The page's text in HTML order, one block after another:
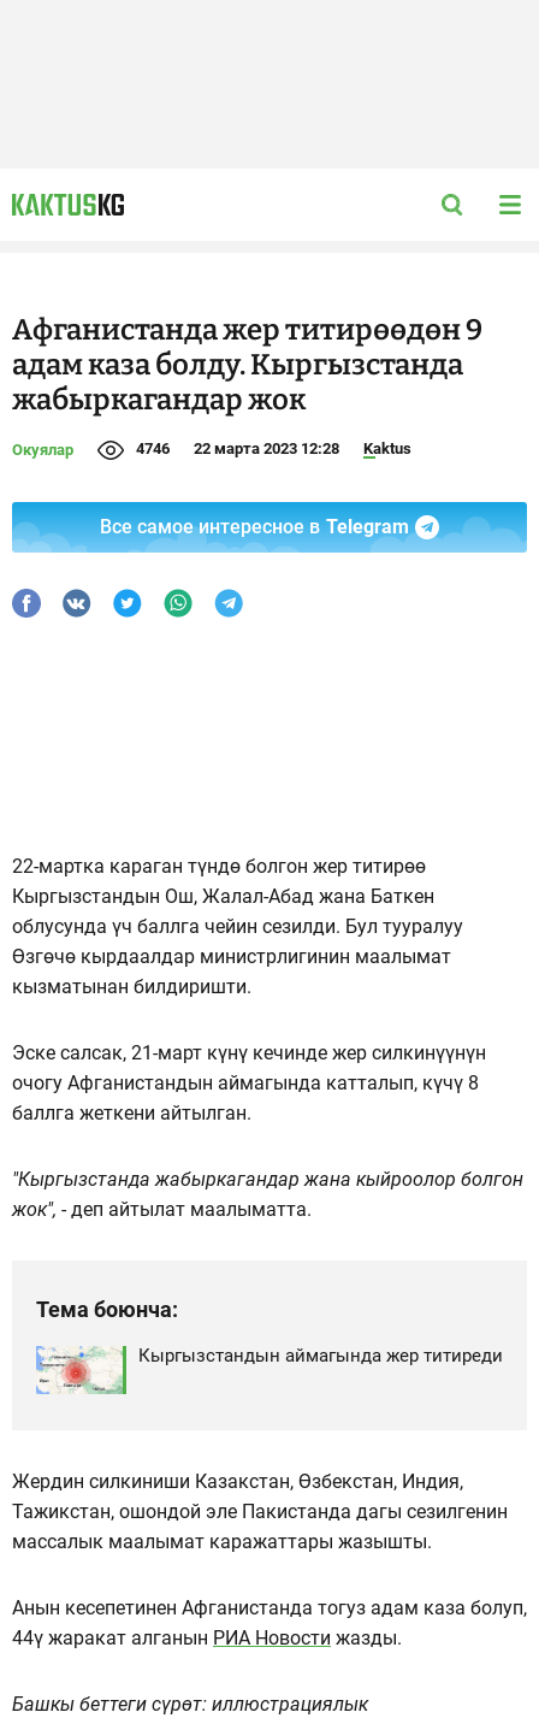
Афганистанда жер титирөөдөн 9
адам каза болду. Кыргызстанда
жабыркагандар жок
Окуялар 4746 22 марта 2023 12:28 Kaktus
Все самое интересное в Telegram
22-мартка караган түндө болгон жер титирөө
Кыргызстандын Ош, Жалал-Абад жана Баткен
облусунда үч баллга чейин сезилди. Бул тууралуу
Өзгөчө кырдаалдар министрлигинин маалымат
кызматынан билдиришти.
Эске салсак, 21-март күнү кечинде жер силкинүүнүн
очогу Афганистандын аймагында катталып, күчү 8
баллга жеткени айтылган.
"Кыргызстанда жабыркагандар жана кыйроолор болгон
жок", - деп айтылат маалыматта.
Тема боюнча:
Кыргызстандын аймагында жер титиреди
Жердин силкиниши Казакстан, Өзбекстан, Индия,
Тажикстан, ошондой эле Пакистанда дагы сезилгенин
массалык маалымат каражаттары жазышты.
Анын кесепетинен Афганистанда тогуз адам каза болуп,
44ү жаракат алганын РИА Новости жазды.
Башкы беттеги сүрөт: иллюстрациялык